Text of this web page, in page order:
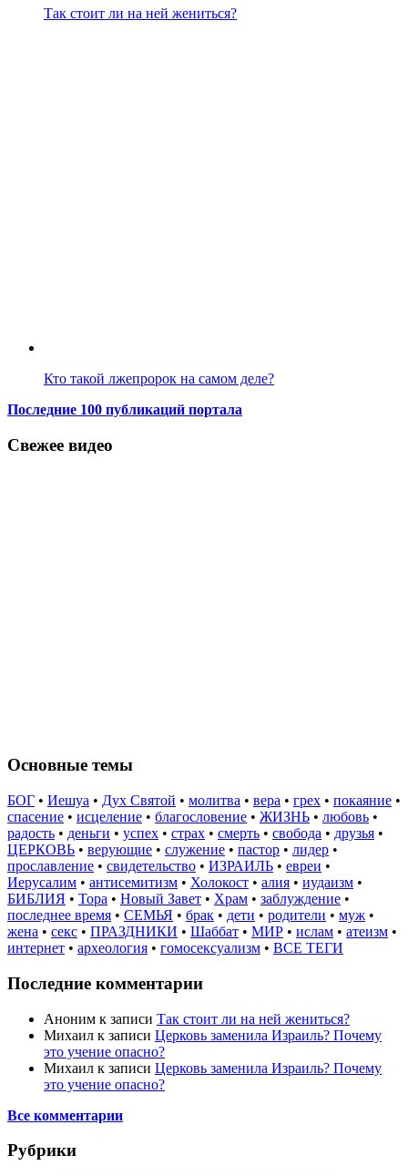
Так стоит ли на ней жениться?
Кто такой лжепророк на самом деле?
Последние 100 публикаций портала
Свежее видео
Основные темы
БОГ • Иешуа • Дух Святой • молитва • вера • грех • покаяние •
спасение • исцеление • благословение • ЖИЗНЬ • любовь •
радость • деньги • успех • страх • смерть • свобода • друзья •
ЦЕРКОВЬ • верующие • служение • пастор • лидер •
прославление • свидетельство • ИЗРАИЛЬ • евреи •
Иерусалим • антисемитизм • Холокост • алия • иудаизм •
БИБЛИЯ • Тора • Новый Завет • Храм • заблуждение •
последнее время • СЕМЬЯ • брак • дети • родители • муж •
жена • секс • ПРАЗДНИКИ • Шаббат • МИР • ислам • атеизм •
интернет • археология • гомосексуализм • ВСЕ ТЕГИ
Последние комментарии
Аноним к записи Так стоит ли на ней жениться?
Михаил к записи Церковь заменила Израиль? Почему
это учение опасно?
Михаил к записи Церковь заменила Израиль? Почему
это учение опасно?
Все комментарии
Рубрики